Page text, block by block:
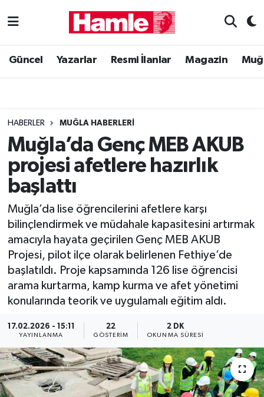
Güncel Yazarlar Resmi İlanlar Magazin
HABERLER MUĞLA HABERLERI
Muğla’da Genç MEB AKUB
projesi afetlere hazırlık
başlattı
Muğla’da lise öğrencilerini afetlere karşı
bilinçlendirmek ve müdahale kapasitesini artırmak
amacıyla hayata geçirilen Genç MEB AKUB
Projesi, pilot ilçe olarak belirlenen Fethiye’de
başlatıldı. Proje kapsamında 126 lise öğrencisi
arama kurtarma, kamp kurma ve afet yönetimi
konularında teorik ve uygulamalı eğitim aldı.
17.02.2026 - 15:11
YAYINLANMA
22
GÖSTERIM
2 DK
OKUNMA SÜRESI
Güncel
Magazin
Muğla Haber
Siyaset
Muğla Nöbetçi Eczaneler
Muğla Trafik Yoğunluk Haritası
Süper Lig Puan Durumu ve Fikstür
Tüm Manşetler
Son Dakika Haberleri
Haber Arşivi